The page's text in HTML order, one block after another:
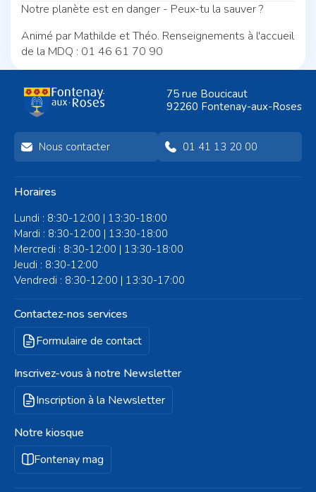
Notre planète est en danger - Peux-tu la sauver ?
Animé par Mathilde et Théo. Renseignements à l'accueil
de la MDQ : 01 46 61 70 90
75 rue Boucicaut
92260 Fontenay-aux-Roses
Nous contacter 01 41 13 20 00
Horaires
Lundi : 8:30-12:00 | 13:30-18:00
Mardi : 8:30-12:00 | 13:30-18:00
Mercredi : 8:30-12:00 | 13:30-18:00
Jeudi : 8:30-12:00
Vendredi : 8:30-12:00 | 13:30-17:00
Contactez-nos services
Formulaire de contact
Inscrivez-vous à notre Newsletter
Inscription à la Newsletter
Notre kiosque
Fontenay mag